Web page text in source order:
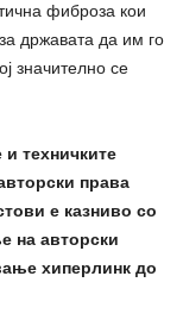
фиброза кои
државата да им го
значително се
техничките
права
е казниво со
на авторски
хиперлинк до